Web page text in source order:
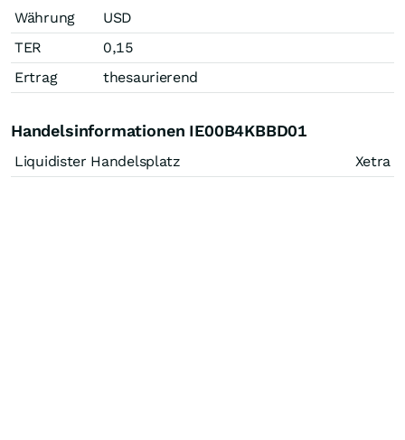
Währung
USD
TER
0,15
Ertrag
thesaurierend
Handelsinformationen IE00B4KBBD01
Liquidister Handelsplatz Xetra